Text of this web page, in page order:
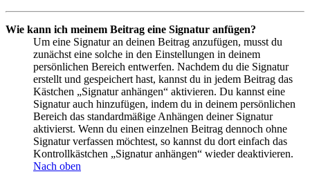
Wie kann ich meinem Beitrag eine Signatur anfügen?
Um eine Signatur an deinen Beitrag anzufügen, musst du
zunächst eine solche in den Einstellungen in deinem
persönlichen Bereich entwerfen. Nachdem du die Signatur
erstellt und gespeichert hast, kannst du in jedem Beitrag das
Kästchen „Signatur anhängen“ aktivieren. Du kannst eine
Signatur auch hinzufügen, indem du in deinem persönlichen
Bereich das standardmäßige Anhängen deiner Signatur
aktivierst. Wenn du einen einzelnen Beitrag dennoch ohne
Signatur verfassen möchtest, so kannst du dort einfach das
Kontrollkästchen „Signatur anhängen“ wieder deaktivieren.
Nach oben